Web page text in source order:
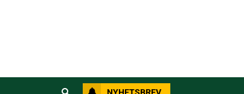
NYHETSBREV